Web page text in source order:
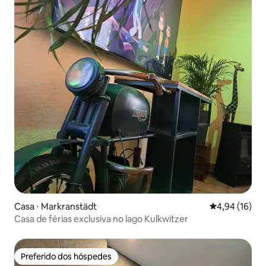
Casa ⋅ Markranstädt 4,94 de uma
4,94 (16)
Casa de férias exclusiva no lago Kulkwitzer
Preferido dos hóspedes
Preferido dos hóspedes